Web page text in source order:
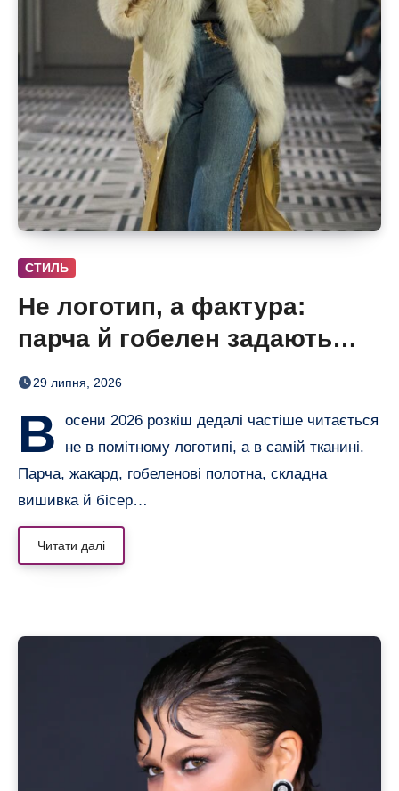
СТИЛЬ
Не логотип, а фактура:
парча й гобелен задають
нову розкіш осені
29 липня, 2026
В
осени 2026 розкіш дедалі частіше читається
не в помітному логотипі, а в самій тканині.
Парча, жакард, гобеленові полотна, складна
вишивка й бісер…
Читати далі